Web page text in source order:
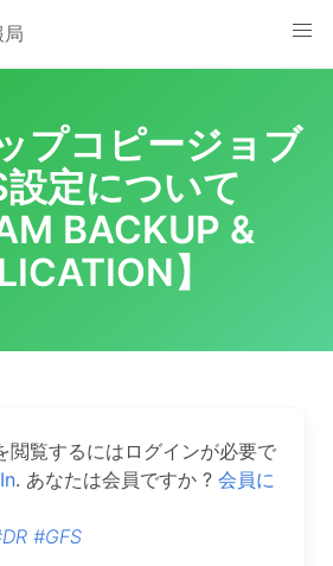
プコピージョブ
設定について
BACKUP &
】
閲覧するにはログインが必要で
. あなたは会員ですか ? 会員に
#GFS